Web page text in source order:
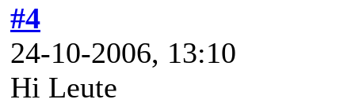
#4
24-10-2006, 13:10
Hi Leute